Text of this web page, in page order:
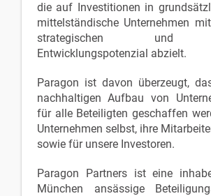
die auf Investitionen in
mittelständische Unternehmen
strategischen und
Entwicklungspotenzial abzielt.
Paragon ist davon überzeugt,
nachhaltigen Aufbau von
für alle Beteiligten geschaffen
Unternehmen selbst, ihre
sowie für unsere Investoren.
Paragon Partners ist eine
München ansässige